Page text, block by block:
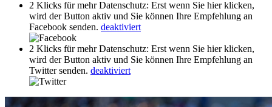
2 Klicks für mehr Datenschutz: Erst wenn Sie hier klicken,
wird der Button aktiv und Sie können Ihre Empfehlung an
Facebook senden. deaktiviert
2 Klicks für mehr Datenschutz: Erst wenn Sie hier klicken,
wird der Button aktiv und Sie können Ihre Empfehlung an
Twitter senden. deaktiviert